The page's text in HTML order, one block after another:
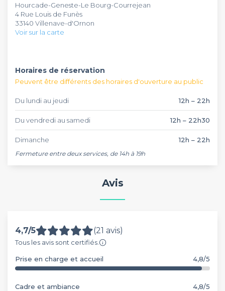
Hourcade-Geneste-Le Bourg-Courrejean
4 Rue Louis de Funès
33140 Villenave-d'Ornon
Voir sur la carte
Horaires de réservation
Peuvent être différents des horaires d'ouverture au public
Du lundi au jeudi 12h – 22h
Du vendredi au samedi 12h – 22h30
Dimanche 12h – 22h
Fermeture entre deux services, de 14h à 19h
Avis
4,7/5 (21 avis)
Tous les avis sont certifiés.
Prise en charge et accueil 4,8/5
Cadre et ambiance 4,8/5